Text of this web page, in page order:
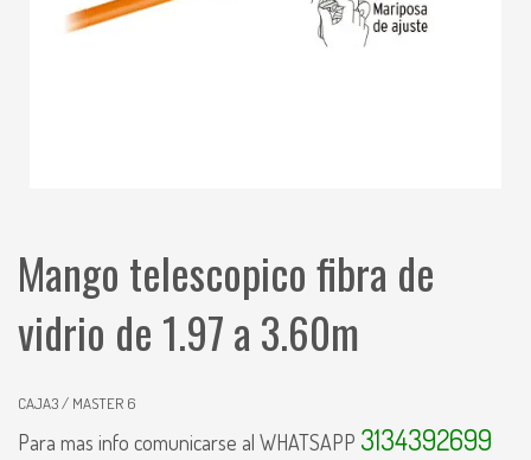
Mango telescopico fibra de
vidrio de 1.97 a 3.60m
CAJA3 / MASTER 6
Para mas info comunicarse al WHATSAPP 3134392699